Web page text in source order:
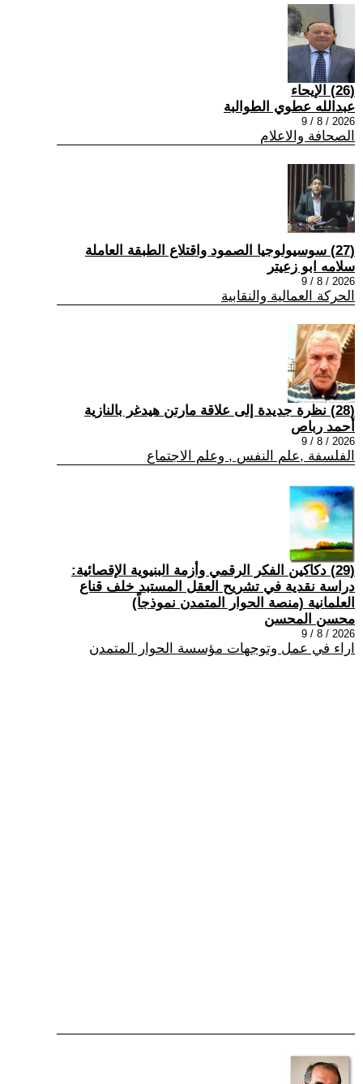
(26) الإيحاء
عبدالله عطوي الطوالبة
2026 / 8 / 9
الصحافة والاعلام
(27) سوسيولوجيا الصمود واقتلاع الطبقة العاملة
سلامه ابو زعيتر
2026 / 8 / 9
الحركة العمالية والنقابية
(28) نظرة جديدة إلى علاقة مارتن هيدغر بالنازية
أحمد رباص
2026 / 8 / 9
الفلسفة ,علم النفس , وعلم الاجتماع
(29) دكاكين الفكر الرقمي وأزمة البنيوية الإقصائية:
دراسة نقدية في تشريح العقل المستبد خلف قناع
العلمانية (منصة الحوار المتمدن نموذجاً)
محسن المحسن
2026 / 8 / 9
اراء في عمل وتوجهات مؤسسة الحوار المتمدن